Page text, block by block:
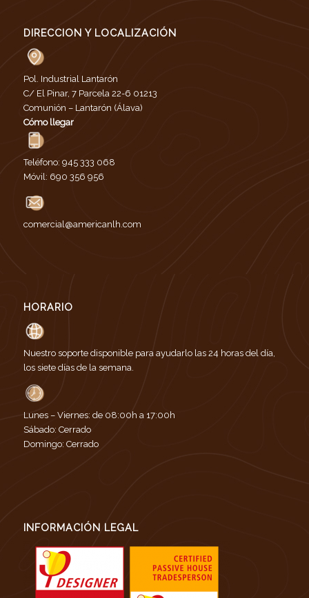
DIRECCION Y LOCALIZACIÓN
Pol. Industrial Lantarón
C/ El Pinar, 7 Parcela 22-6 01213
Comunión – Lantarón (Álava)
Cómo llegar
Teléfono: 945 333 068
Móvil: 690 356 956
comercial@americanlh.com
HORARIO
Nuestro soporte disponible para ayudarlo las 24 horas del día,
los siete días de la semana.
Lunes – Viernes: de 08:00h a 17:00h
Sábado: Cerrado
Domingo: Cerrado
INFORMACIÓN LEGAL